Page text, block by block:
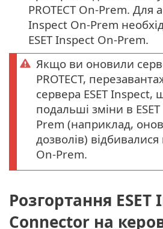
PROTECT On-Prem. Для
Inspect On-Prem
ESET Inspect On-Prem.
Якщо ви оновили
PROTECT,
сервера ESET Inspect,
подальші зміни в ESET
Prem (наприклад,
дозволів) відбивалися
On-Prem.
Розгортання ESET
Connector на